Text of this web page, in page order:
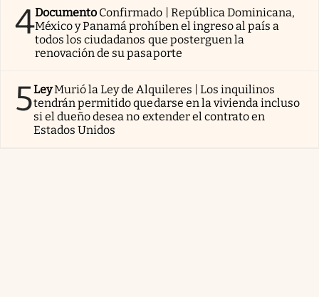
4Documento Confirmado | República Dominicana,
México y Panamá prohíben el ingreso al país a
todos los ciudadanos que posterguen la
renovación de su pasaporte
5LeyMurió la Ley de Alquileres | Los inquilinos
tendrán permitido quedarse en la vivienda incluso
si el dueño desea no extender el contrato en
Estados Unidos